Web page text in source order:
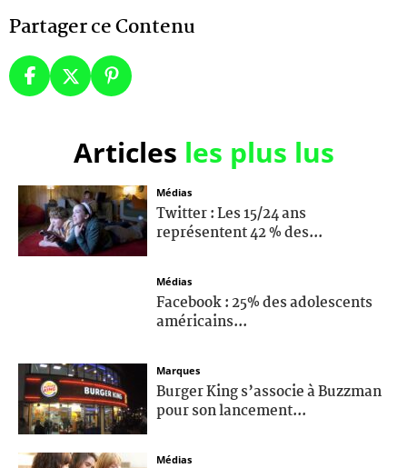
Partager ce Contenu
Articles les plus lus
Médias
Twitter : Les 15/24 ans
représentent 42 % des...
Médias
Facebook : 25% des adolescents
américains...
Marques
Burger King s’associe à Buzzman
pour son lancement...
Médias